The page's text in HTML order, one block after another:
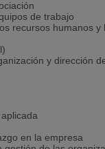
de trabajo
recursos humanos
y dirección
en la empresa